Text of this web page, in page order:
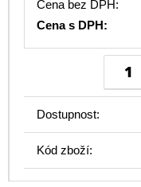
Cena bez DPH:
Cena s DPH:
Dostupnost:
Kód zboží: